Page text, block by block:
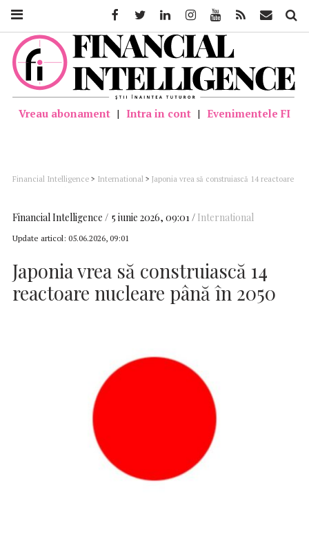
Vreau abonament | Intra in cont | Evenimentele FI
Financial Intelligence > International > Japonia vrea să construiască 14 reactoare
Financial Intelligence 5 iunie 2026, 09:01 International
Update articol: 05.06.2026, 09:01
Japonia vrea să construiască 14
reactoare nucleare până în 2050
FacebookTwitter LinkedinInstagramYoutube Feed Mail